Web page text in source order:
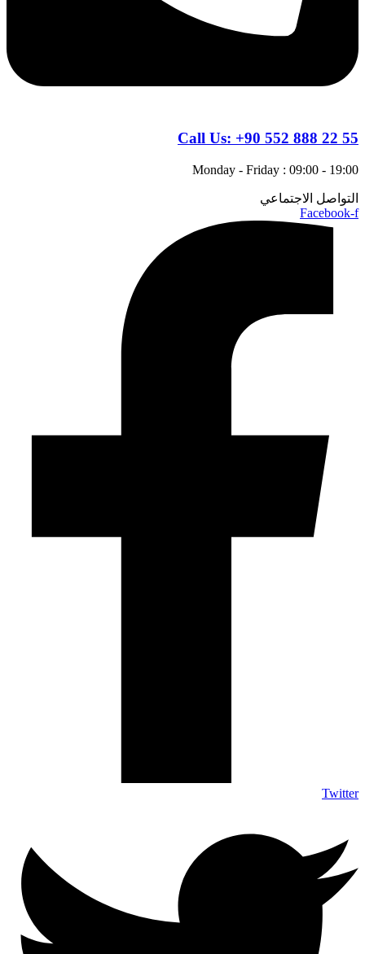
Call Us: +90 552 888 22 55
Monday - Friday : 09:00 - 19:00
التواصل الاجتماعي
Facebook-f
Twitter